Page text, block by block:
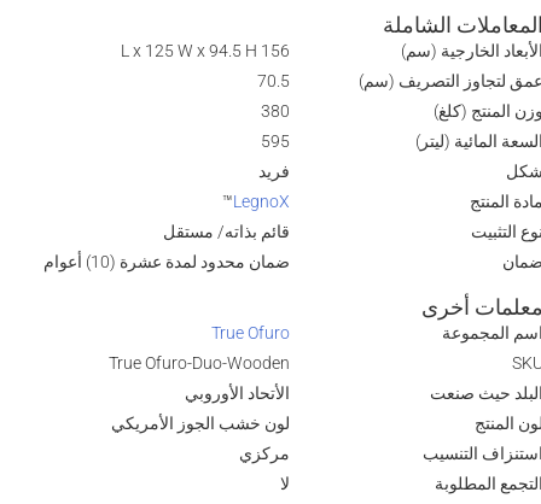
الشاملة
الخارجية (سم)
156 L x 125 W x 94.5 H
لتجاوز التصريف (سم)
70.5
المنتج (كلغ)
380
المائية (ليتر)
595
فريد
المنتج
LegnoX
™
التثبيت
قائم بذاته/ مستقل
ضمان محدود لمدة عشرة (10) أعوام
أخرى
المجموعة
True Ofuro
True Ofuro-Duo-Wooden
حيث صنعت
الأتحاد الأوروبي
المنتج
لون خشب الجوز الأمريكي
التنسيب
مركزي
المطلوبة
لا